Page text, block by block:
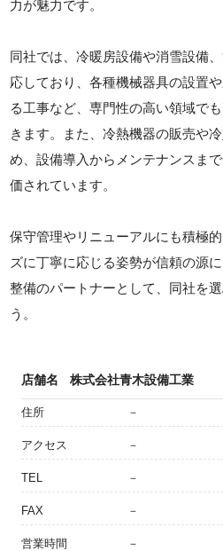
力が魅力です。
同社では、冷暖房設備や消雪設備
応しており、各種機械器具の設置
る工事など、専門性の高い領域で
きます。また、冷熱機器の販売や
め、設備導入からメンテナンスま
価されています。
保守管理やリニューアルにも積極
ズに丁寧に応じる姿勢が信頼の源
整備のパートナーとして、同社を
う。
店舗名 株式会社青木設備工業
住所 －
アクセス －
TEL －
FAX －
営業時間 －